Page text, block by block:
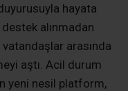
hayata
alınmadan
arasında
aştı. Acil durum
yeni nesil platform,